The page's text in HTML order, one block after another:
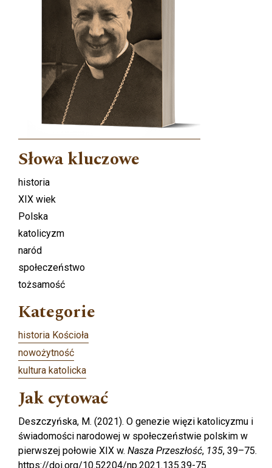
Słowa kluczowe
historia
XIX wiek
Polska
katolicyzm
naród
społeczeństwo
tożsamość
Kategorie
historia Kościoła
nowożytność
kultura katolicka
Jak cytować
Deszczyńska, M. (2021). O genezie więzi katolicyzmu i
świadomości narodowej w społeczeństwie polskim w
pierwszej połowie XIX w. Nasza Przeszłość, 135, 39–75.
https://doi.org/10.52204/np.2021.135.39-75